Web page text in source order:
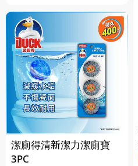
潔廁得清新潔力潔廁寶
3PC